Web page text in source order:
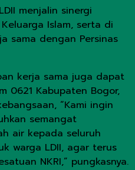
menjalin sinergi
Islam, serta di
sama dengan Persinas
kerja sama juga dapat
0621 Kabupaten Bogor,
“Kami ingin
semangat
air kepada seluruh
warga LDII, agar terus
NKRI,” pungkasnya.